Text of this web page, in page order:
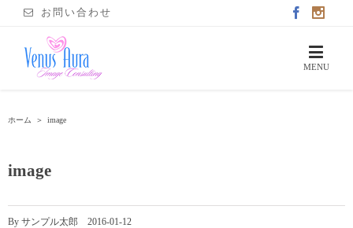
お問い合わせ
ホーム ＞ image
image
By サンプル太郎 2016-01-12